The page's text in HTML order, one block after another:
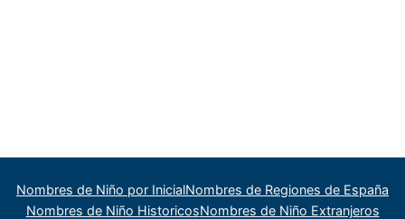
Nombres de Niño por InicialNombres de Regiones de España
Nombres de Niño HistoricosNombres de Niño Extranjeros